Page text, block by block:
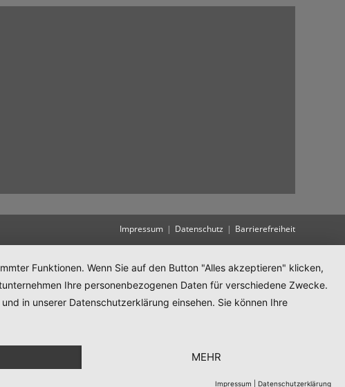
Impressum Datenschutz Barrierefreiheit
Funktionen. Wenn Sie auf den Button "Alles akzeptieren" klicken,
Ihre personenbezogenen Daten für verschiedene Zwecke.
in unserer Datenschutzerklärung einsehen. Sie können Ihre
MEHR
Impressum Datenschutzerklärung